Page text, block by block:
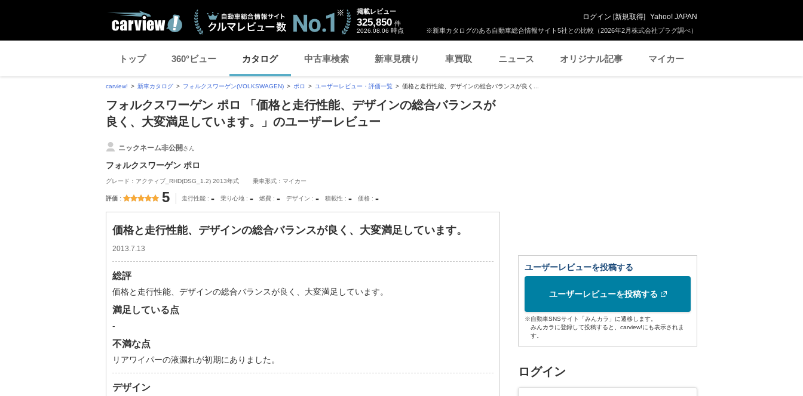
※新車カタログのある自動車総合情報サイト5社との比較（2026年2月株式会社プラグ調べ）
掲載レビュー
325,850 件
2026.08.06 時点
ログイン [新規取得] Yahoo! JAPAN
トップ 360°ビュー カタログ 中古車検索 新車見積り 車買取 ニュース オリジナル記事 マイカー
carview! 新車カタログ フォルクスワーゲン(VOLKSWAGEN) ポロ ユーザーレビュー・評価一覧 価格と走行性能、デザインの総合バランスが良く...
フォルクスワーゲン ポロ 「価格と走行性能、デザインの総合バランスが
良く、大変満足しています。」のユーザーレビュー
ニックネーム非公開さん
フォルクスワーゲン ポロ
グレード：アクティブ_RHD(DSG_1.2) 2013年式 乗車形式：マイカー
評価 5 走行性能 - 乗り心地 - 燃費 - デザイン - 積載性 - 価格 -
価格と走行性能、デザインの総合バランスが良く、大変満足しています。
2013.7.13
総評
価格と走行性能、デザインの総合バランスが良く、大変満足しています。
満足している点
-
不満な点
リアワイパーの液漏れが初期にありました。
デザイン
ユーザーレビューを投稿する
ユーザーレビューを投稿する
※自動車SNSサイト「みんカラ」に遷移します。
みんカラに登録して投稿すると、carview!にも表示されま
す。
ログイン